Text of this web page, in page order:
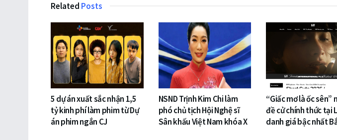
Related Posts
5 dự án xuất sắc nhận 1,5
tỷ kinh phí làm phim từ Dự
án phim ngắn CJ
NSND Trịnh Kim Chi làm
phó chủ tịch Hội Nghệ sĩ
Sân khấu Việt Nam khóa X
“Giấc mơ là ốc sên”
đề cử chính thức tại
danh giá bậc nhất